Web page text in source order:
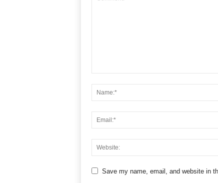
Save my name, email, and website in